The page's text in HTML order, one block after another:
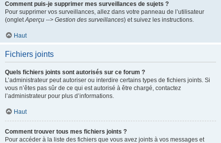
Comment puis-je supprimer mes surveillances de sujets ?
Pour supprimer vos surveillances, allez dans votre panneau de l’utilisateur
(ongletAperçu --> Gestion des surveillances) et suivez les instructions.
Haut
Fichiers joints
Quels fichiers joints sont autorisés sur ce forum ?
L’administrateur peut autoriser ou interdire certains types de fichiers joints. Si
vous n’êtes pas sûr de ce qui est autorisé à être chargé, contactez
l’administrateur pour plus d’informations.
Haut
Comment trouver tous mes fichiers joints ?
Pour accéder à la liste des fichiers que vous avez joints à vos messages et